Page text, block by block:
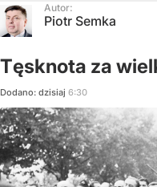
Autor:
Piotr Semka
Tęsknota za
Dodano: dzisiaj 6:30